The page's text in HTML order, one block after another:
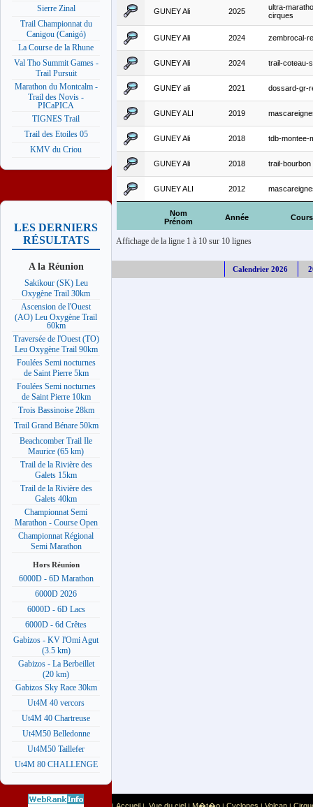
Sierre Zinal
Trail Championnat du
Canigou (Canigó)
La Course de la Rhune
Val Tho Summit Games -
Trail Pursuit
Marathon du Montcalm -
Trail des Novis -
PICaPICA
TIGNES Trail
Trail des Etoiles 05
KMV du Criou
LES DERNIERS
RÉSULTATS
A la Réunion
Sakikour (SK) Leu
Oxygène Trail 30km
Ascension de l'Ouest
(AO) Leu Oxygène Trail
60km
Traversée de l'Ouest (TO)
Leu Oxygène Trail 90km
Foulées Semi nocturnes
de Saint Pierre 5km
Foulées Semi nocturnes
de Saint Pierre 10km
Trois Bassinoise 28km
Trail Grand Bénare 50km
Beachcomber Trail Ile
Maurice (65 km)
Trail de la Rivière des
Galets 15km
Trail de la Rivière des
Galets 40km
Championnat Semi
Marathon - Course Open
Championnat Régional
Semi Marathon
Hors Réunion
6000D - 6D Marathon
6000D 2026
6000D - 6D Lacs
6000D - 6d Crêtes
Gabizos - KV l'Omi Agut
(3.5 km)
Gabizos - La Berbeillet
(20 km)
Gabizos Sky Race 30km
Ut4M 40 vercors
Ut4M 40 Chartreuse
Ut4M50 Belledonne
Ut4M50 Taillefer
Ut4M 80 CHALLENGE
Nom
Prénom
Année
GUNEY Ali 2025
ultra-
cirques
GUNEY Ali 2024 zembrocal-
GUNEY Ali 2024 trail-coteau-
GUNEY ali 2021 dossard-gr-
GUNEY ALI 2019
GUNEY Ali 2018 tdb-montee-
GUNEY Ali 2018 trail-bourbon
GUNEY ALI 2012
Affichage de la ligne 1 à 10 sur 10 lignes
Calendrier 2026